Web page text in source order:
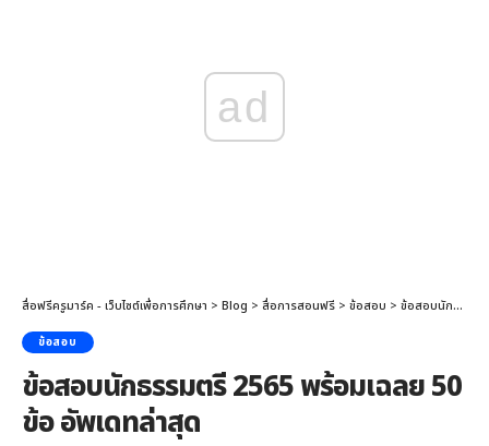
ad
สื่อฟรีครูมาร์ค - เว็บไซต์เพื่อการศึกษา > Blog > สื่อการสอนฟรี > ข้อสอบ > ข้อสอบนักธรรมตรี 2565 พร้อมเฉลย 50 ข้อ อัพเดทล่าสุด
ข้อสอบ
ข้อสอบนักธรรมตรี 2565 พร้อมเฉลย 50
ข้อ อัพเดทล่าสุด